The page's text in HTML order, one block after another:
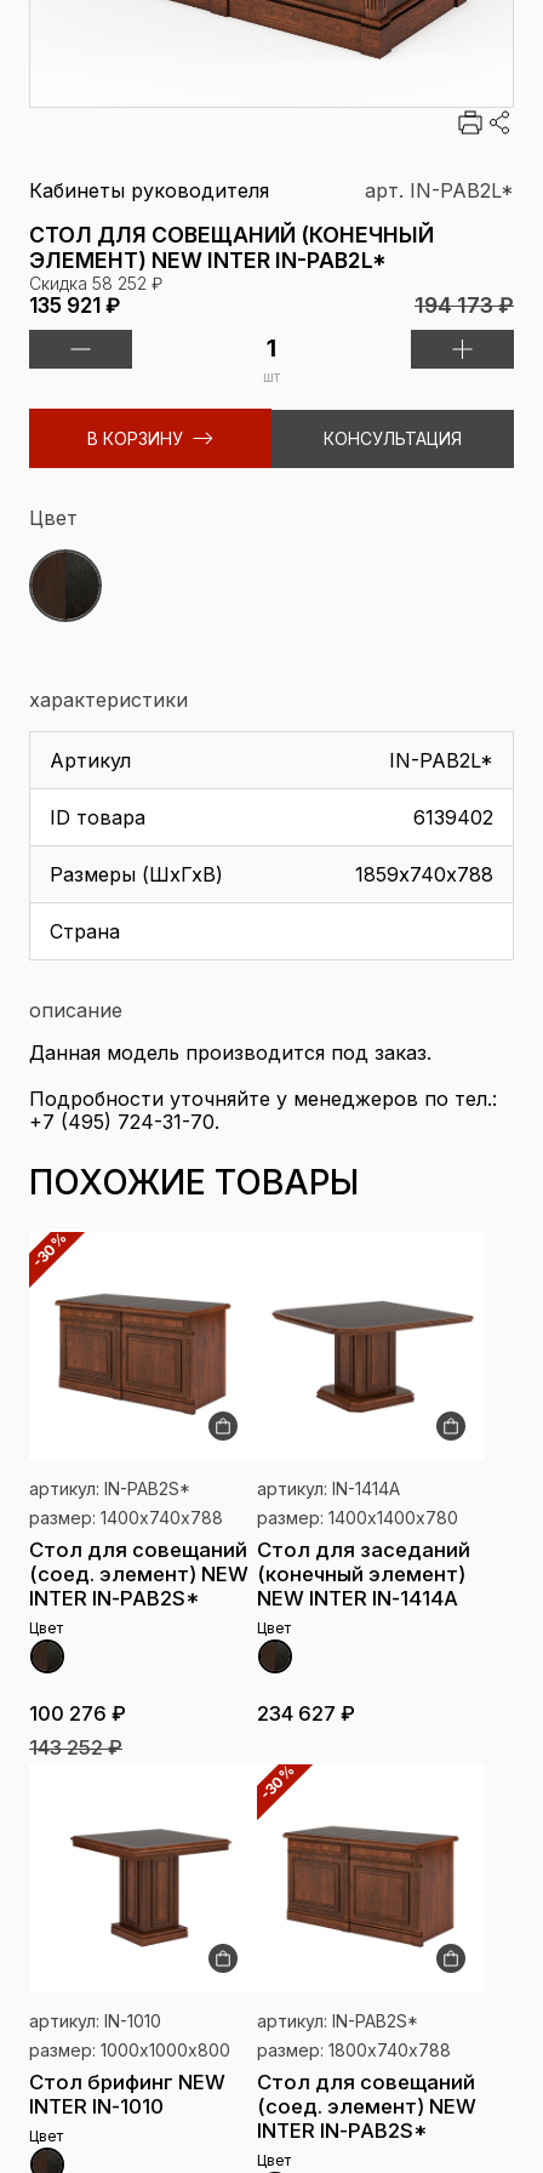
Кабинеты руководителя арт. IN-PAB2L*
СТОЛ ДЛЯ СОВЕЩАНИЙ (КОНЕЧНЫЙ
ЭЛЕМЕНТ) NEW INTER IN-PAB2L*
135 921 ₽ 194 173 ₽
Скидка 58 252 ₽
шт
В КОРЗИНУ КОНСУЛЬТАЦИЯ
Цвет
характеристики
Артикул IN-PAB2L*
ID товара 6139402
Размеры (ШхГхВ) 1859х740х788
Страна
описание
Данная модель производится под заказ.
Подробности уточняйте у менеджеров по тел.:
+7 (495) 724-31-70.
ПОХОЖИЕ ТОВАРЫ
-30%
артикул: IN-PAB2S*
размер: 1400х740х788
Стол для совещаний
(соед. элемент) NEW
INTER IN-PAB2S*
Цвет
100 276 ₽
143 252 ₽
артикул: IN-1414A
размер: 1400х1400х780
Стол для заседаний
(конечный элемент)
NEW INTER IN-1414A
Цвет
234 627 ₽
артикул: IN-1010
размер: 1000х1000х800
Стол брифинг NEW
INTER IN-1010
Цвет
-30%
артикул: IN-PAB2S*
размер: 1800х740х788
Стол для совещаний
(соед. элемент) NEW
INTER IN-PAB2S*
Цвет